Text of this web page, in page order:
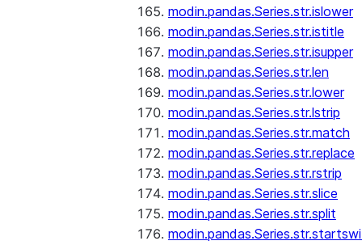
modin.pandas.Series.str.islower
modin.pandas.Series.str.istitle
modin.pandas.Series.str.isupper
modin.pandas.Series.str.len
modin.pandas.Series.str.lower
modin.pandas.Series.str.lstrip
modin.pandas.Series.str.match
modin.pandas.Series.str.replace
modin.pandas.Series.str.rstrip
modin.pandas.Series.str.slice
modin.pandas.Series.str.split